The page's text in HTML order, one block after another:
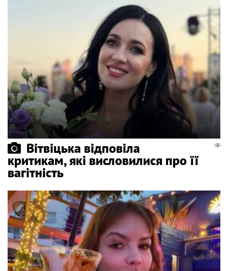
Вітвіцька відповіла
критикам, які висловилися про її
вагітність